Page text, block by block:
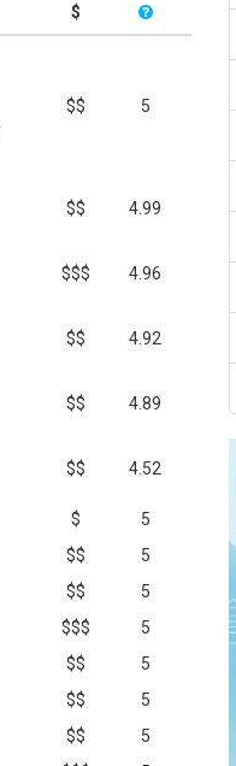
$
$$ 5
$$ 4.99
$$$ 4.96
$$ 4.92
$$ 4.89
$$ 4.52
$
5
$$
5
$$
5
$$$
5
$$
5
$$
5
$$
5